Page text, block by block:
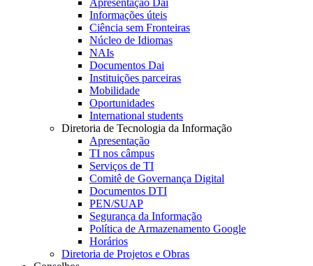
Informações úteis
Ciência sem Fronteiras
Núcleo de Idiomas
NAIs
Documentos Dai
Instituições parceiras
Mobilidade
Oportunidades
International students
Diretoria de Tecnologia da Informação
Apresentação
TI nos câmpus
Serviços de TI
Comitê de Governança Digital
Documentos DTI
PEN/SUAP
Segurança da Informação
Política de Armazenamento Google
Horários
Diretoria de Projetos e Obras